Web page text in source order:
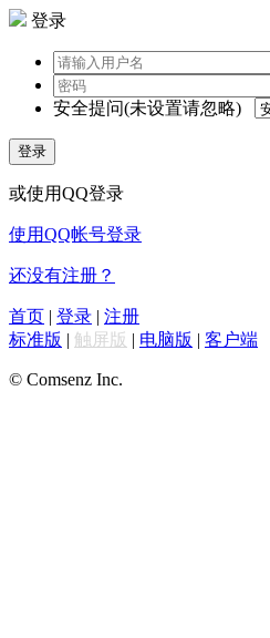
登录
安全提问(未设置请忽略)
登录
或使用QQ登录
使用QQ帐号登录
还没有注册？
首页 | 登录 | 注册
标准版 | 触屏版 | 电脑版 | 客户端
© Comsenz Inc.